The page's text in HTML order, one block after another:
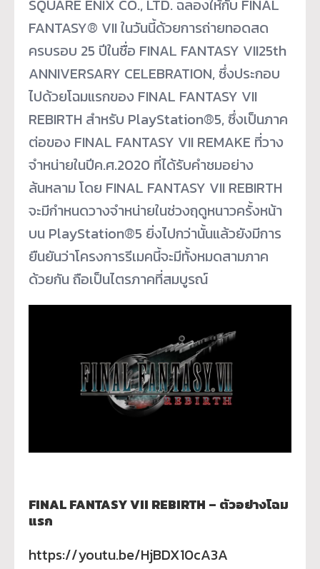
SQUARE ENIX CO., LTD. ฉลองให้กับ FINAL
FANTASY® VII ในวันนี้ด้วยการถ่ายทอดสด
ครบรอบ 25 ปีในชื่อ FINAL FANTASY VII25th
ANNIVERSARY CELEBRATION, ซึ่งประกอบ
ไปด้วยโฉมแรกของ FINAL FANTASY VII
REBIRTH สำหรับ PlayStation®5, ซึ่งเป็นภาค
ต่อของ FINAL FANTASY VII REMAKE ที่วาง
จำหน่ายในปีค.ศ.2020 ที่ได้รับคำชมอย่าง
ล้นหลาม โดย FINAL FANTASY VII REBIRTH
จะมีกำหนดวางจำหน่ายในช่วงฤดูหนาวครั้งหน้า
บน PlayStation®5 ยิ่งไปกว่านั้นแล้วยังมีการ
ยืนยันว่าโครงการรีเมคนี้จะมีทั้งหมดสามภาค
ด้วยกัน ถือเป็นไตรภาคที่สมบูรณ์
FINAL FANTASY VII REBIRTH – ตัวอย่างโฉม
แรก
https://youtu.be/HjBDX10cA3A